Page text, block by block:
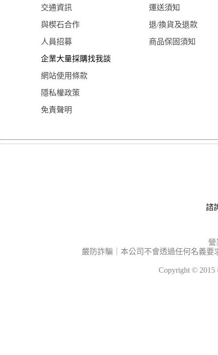
交通資訊 運送須知
與楔石合作 退/換貨及退款
人員招募 商品保固須知
企業大量採購找我談
網站使用條款
隱私權政策
免責聲明
諮
營
嚴防詐騙｜本公司不會透過任何名義
Copyright ©